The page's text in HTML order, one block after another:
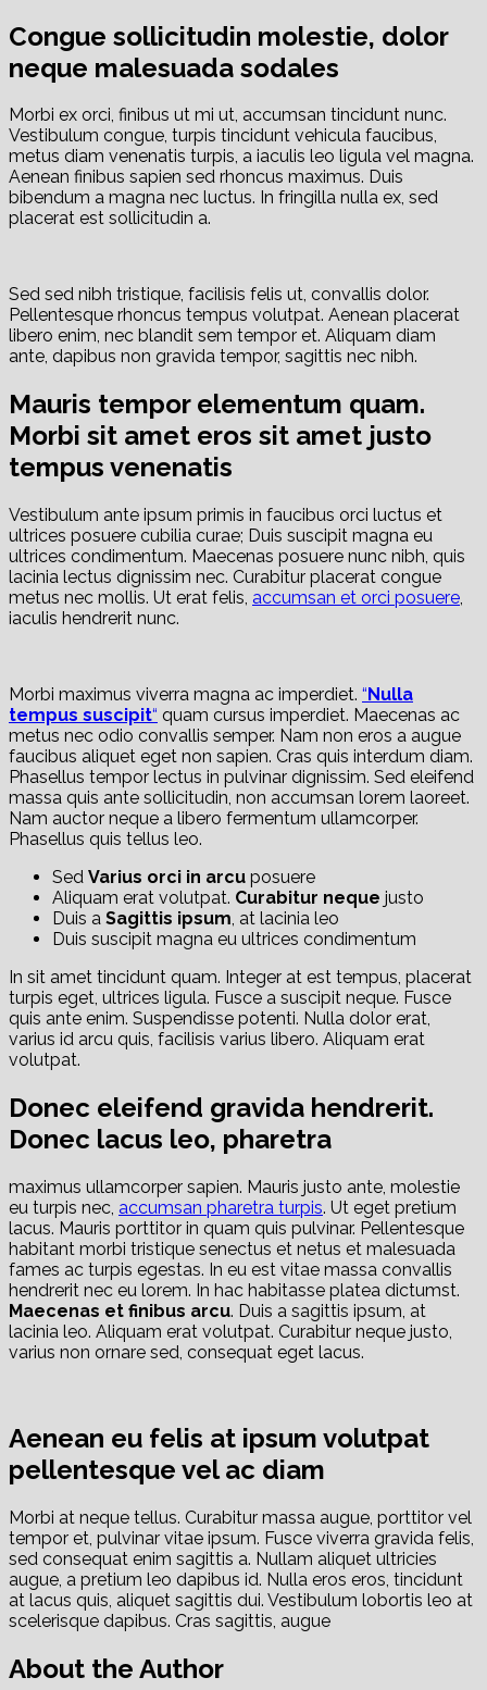
Congue sollicitudin molestie, dolor
neque malesuada sodales
Morbi ex orci, finibus ut mi ut, accumsan tincidunt nunc.
Vestibulum congue, turpis tincidunt vehicula faucibus,
metus diam venenatis turpis, a iaculis leo ligula vel magna.
Aenean finibus sapien sed rhoncus maximus. Duis
bibendum a magna nec luctus. In fringilla nulla ex, sed
placerat est sollicitudin a.
Sed sed nibh tristique, facilisis felis ut, convallis dolor.
Pellentesque rhoncus tempus volutpat. Aenean placerat
libero enim, nec blandit sem tempor et. Aliquam diam
ante, dapibus non gravida tempor, sagittis nec nibh.
Mauris tempor elementum quam.
Morbi sit amet eros sit amet justo
tempus venenatis
Vestibulum ante ipsum primis in faucibus orci luctus et
ultrices posuere cubilia curae; Duis suscipit magna eu
ultrices condimentum. Maecenas posuere nunc nibh, quis
lacinia lectus dignissim nec. Curabitur placerat congue
metus nec mollis. Ut erat felis, accumsan et orci posuere,
iaculis hendrerit nunc.
Morbi maximus viverra magna ac imperdiet. “ Nulla
tempus suscipit“ quam cursus imperdiet. Maecenas ac
metus nec odio convallis semper. Nam non eros a augue
faucibus aliquet eget non sapien. Cras quis interdum diam.
Phasellus tempor lectus in pulvinar dignissim. Sed eleifend
massa quis ante sollicitudin, non accumsan lorem laoreet.
Nam auctor neque a libero fermentum ullamcorper.
Phasellus quis tellus leo.
Sed Varius orci in arcu posuere
Aliquam erat volutpat. Curabitur neque justo
Duis a Sagittis ipsum, at lacinia leo
Duis suscipit magna eu ultrices condimentum
In sit amet tincidunt quam. Integer at est tempus, placerat
turpis eget, ultrices ligula. Fusce a suscipit neque. Fusce
quis ante enim. Suspendisse potenti. Nulla dolor erat,
varius id arcu quis, facilisis varius libero. Aliquam erat
volutpat.
Donec eleifend gravida hendrerit.
Donec lacus leo, pharetra
maximus ullamcorper sapien. Mauris justo ante, molestie
eu turpis nec, accumsan pharetra turpis. Ut eget pretium
lacus. Mauris porttitor in quam quis pulvinar. Pellentesque
habitant morbi tristique senectus et netus et malesuada
fames ac turpis egestas. In eu est vitae massa convallis
hendrerit nec eu lorem. In hac habitasse platea dictumst.
Maecenas et finibus arcu. Duis a sagittis ipsum, at
lacinia leo. Aliquam erat volutpat. Curabitur neque justo,
varius non ornare sed, consequat eget lacus.
Aenean eu felis at ipsum volutpat
pellentesque vel ac diam
Morbi at neque tellus. Curabitur massa augue, porttitor vel
tempor et, pulvinar vitae ipsum. Fusce viverra gravida felis,
sed consequat enim sagittis a. Nullam aliquet ultricies
augue, a pretium leo dapibus id. Nulla eros eros, tincidunt
at lacus quis, aliquet sagittis dui. Vestibulum lobortis leo at
scelerisque dapibus. Cras sagittis, augue
About the Author